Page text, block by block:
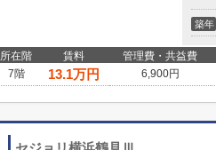
築年
所在階 賃料 管理費・共益費
7階
13.1万円 6,900円